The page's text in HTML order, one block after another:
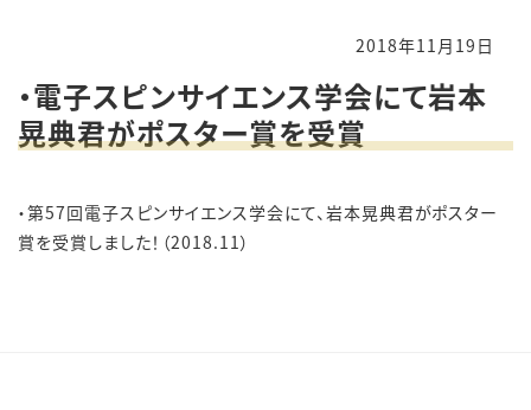
2018年11月19日
・電子スピンサイエンス学会にて岩本
晃典君がポスター賞を受賞
・第57回電子スピンサイエンス学会にて、岩本晃典君がポスター
賞を受賞しました！（2018.11）